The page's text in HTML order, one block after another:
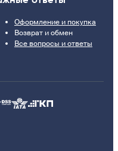
Оформление и покупка
Возврат и обмен
Все вопросы и ответы